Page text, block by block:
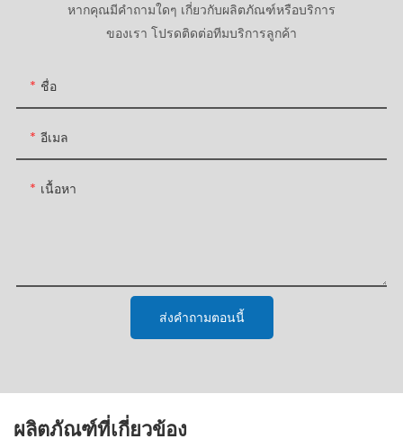
หากคุณมีคำถามใดๆ เกี่ยวกับผลิตภัณฑ์หรือบริการ
ของเรา โปรดติดต่อทีมบริการลูกค้า
ชื่อ
อีเมล
เนื้อหา
ส่งคำถามตอนนี้
ผลิตภัณฑ์ที่เกี่ยวข้อง